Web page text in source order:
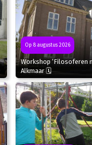
Op 8 augustus 2026
Workshop ‘Filosoferen
Alkmaar 🗓